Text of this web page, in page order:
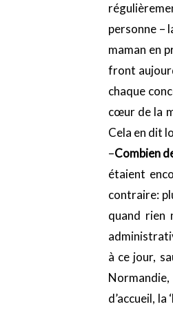
personne –
maman en
front
chaque
cœur de la
Cela en dit
–Combien
étaient
contraire:
quand rien
à ce jour,
Normandie,
d’accueil,